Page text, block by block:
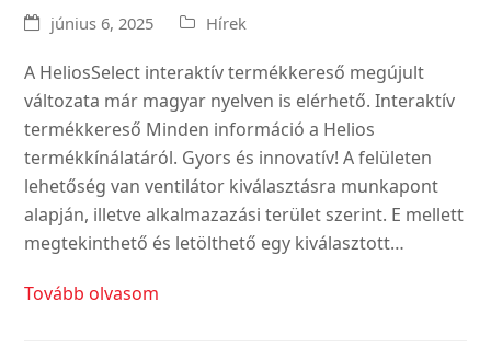
június 6, 2025 Hírek
A HeliosSelect interaktív termékkereső megújult
változata már magyar nyelven is elérhető. Interaktív
termékkereső Minden információ a Helios
termékkínálatáról. Gyors és innovatív! A felületen
lehetőség van ventilátor kiválasztásra munkapont
alapján, illetve alkalmazazási terület szerint. E mellett
megtekinthető és letölthető egy kiválasztott…
Tovább olvasom